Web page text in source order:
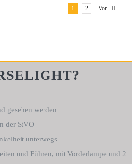
1 2 Vor
gesehen werden
der StVO
unterwegs
und Führen, mit Vorderlampe und 2